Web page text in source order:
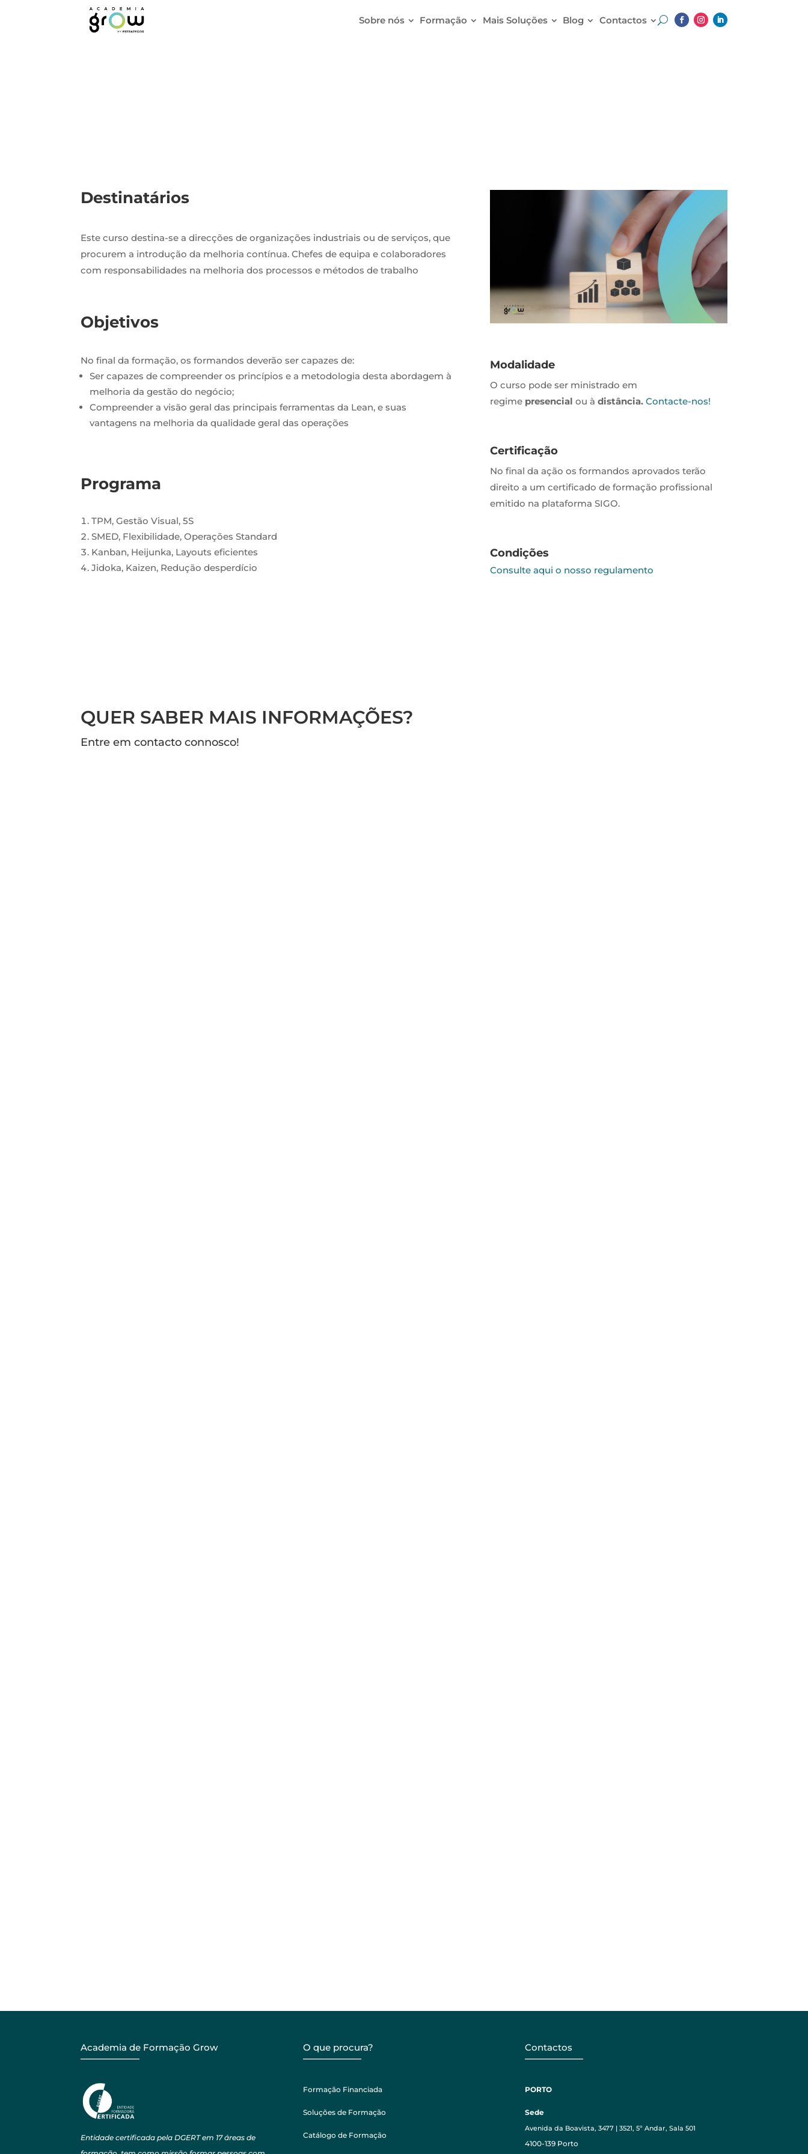
Sobre nós Formação Mais Soluções Blog Contactos
Destinatários
Este curso destina-se a direcções de organizações industriais ou de serviços, que
procurem a introdução da melhoria contínua. Chefes de equipa e colaboradores
com responsabilidades na melhoria dos processos e métodos de trabalho
Objetivos
No final da formação, os formandos deverão ser capazes de:
Ser capazes de compreender os princípios e a metodologia desta abordagem à
melhoria da gestão do negócio;
Compreender a visão geral das principais ferramentas da Lean, e suas
vantagens na melhoria da qualidade geral das operações
Programa
TPM, Gestão Visual, 5S
SMED, Flexibilidade, Operações Standard
Kanban, Heijunka, Layouts eficientes
Jidoka, Kaizen, Redução desperdício
Modalidade
O curso pode ser ministrado em
regime presencial ou à distância. Contacte-nos!
Certificação
No final da ação os formandos aprovados terão
direito a um certificado de formação profissional
emitido na plataforma SIGO.
Condições
Consulte aqui o nosso regulamento
QUER SABER MAIS INFORMAÇÕES?
Entre em contacto connosco!
Academia de Formação Grow
Entidade certificada pela DGERT em 17 áreas de
O que procura?
Formação Financiada
Soluções de Formação
Catálogo de Formação
Contactos
PORTO
Sede
Avenida da Boavista, 3477 | 3521, 5º Andar, Sala 501
4100-139 Porto